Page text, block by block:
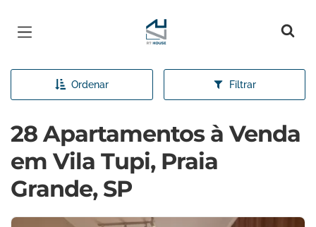
Página inicial
Ordenar Filtrar
28 Apartamentos à Venda
em Vila Tupi, Praia
Grande, SP